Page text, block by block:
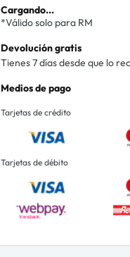
Cargando...
*Válido solo para RM
Devolución gratis
Tienes 7 días desde que lo
Medios de pago
Tarjetas de crédito
Tarjetas de débito